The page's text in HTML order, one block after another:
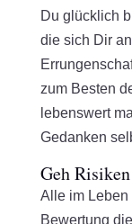
Du glücklich
die sich Dir
zum Besten
lebenswert
Gedanken
Geh
Alle im Leben
Bewertung